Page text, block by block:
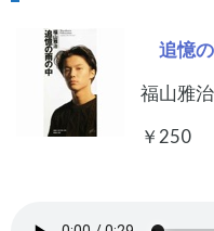
追憶
福山雅治
￥250